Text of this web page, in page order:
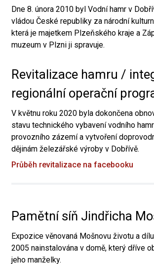
Dne 8. února 2010 byl Vodní hamr v
vládou České republiky za národní
která je majetkem Plzeňského kraje a
muzeum v Plzni ji spravuje.
Revitalizace hamru /
regionální operační
V květnu roku 2020 byla dokončena
stavu technického vybavení vodního
provozního zázemí a vytvoření
dějinám železářské výroby v Dobřívě.
Průběh revitalizace na facebooku
Pamětní síň Jindřicha
Expozice věnovaná Mošnovu životu a
2005 nainstalována v domě, který dříve
jeho manželky.